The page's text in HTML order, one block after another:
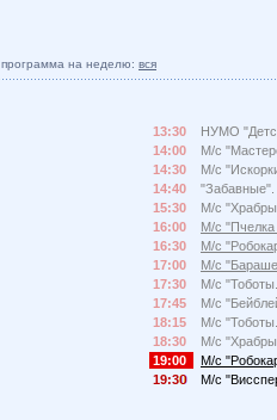
программа на неделю: вся
13:30
НУМО
14:00
М/с
14:30
М/с
14:40
"Забавные".
15:30
М/с
16:00
М/с
16:30
М/с
17:00
М/с
17:30
М/с
17:45
М/с
18:15
М/с
18:30
М/с
19:00
М/с
19:3
М/с